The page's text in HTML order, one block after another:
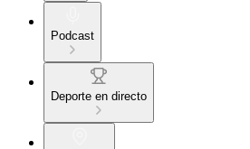
Podcast
Deporte en directo